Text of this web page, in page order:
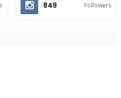
849 Followers